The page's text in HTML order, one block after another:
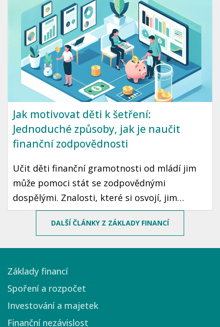
jednoduše a prakticky.
Jak motivovat děti k šetření:
Jednoduché způsoby, jak je naučit
finanční zodpovědnosti
Učit děti finanční gramotnosti od mládí jim
může pomoci stát se zodpovědnými
dospělými. Znalosti, které si osvojí, jim
mohou sloužit po celý život. Prozradíme vám,
jak motivovat děti k šetření peněz pomocí
DALŠÍ ČLÁNKY Z ZÁKLADY FINANCÍ
Základy financí
Spoření a rozpočet
Investování a majetek
Finanční nezávislost